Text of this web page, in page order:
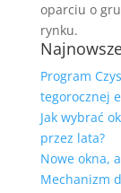
oparciu o
rynku.
Program
tegorocznej
Jak wybrać
przez lata?
Nowe okna,
Mechanizm